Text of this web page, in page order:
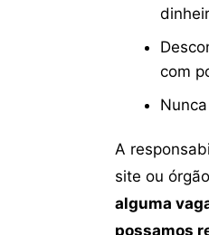
com
A
site ou
alguma
possamos